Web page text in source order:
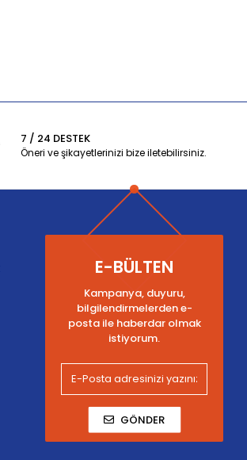
7 / 24 DESTEK
Öneri ve şikayetlerinizi bize iletebilirsiniz.
E-BÜLTEN
Kampanya, duyuru,
bilgilendirmelerden e-
posta ile haberdar olmak
istiyorum.
GÖNDER